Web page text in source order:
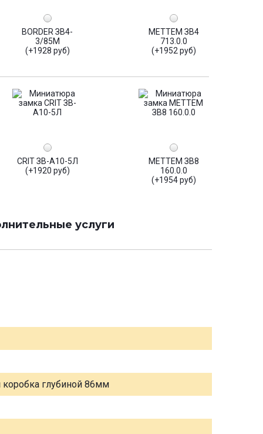
BORDER ЗВ4-
3/85М
(+1928 руб)
МЕТТЕМ ЗВ4
713.0.0
(+1952 руб)
CRIT ЗВ-А10-5Л
(+1920 руб)
МЕТТЕМ ЗВ8
160.0.0
(+1954 руб)
услуги
коробка глубиной 86мм